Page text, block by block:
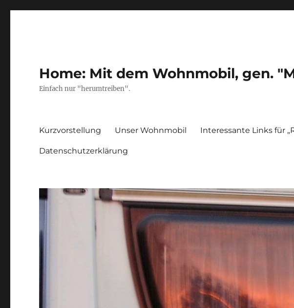
Home: Mit dem Wohnmobil, gen.
Einfach nur "herumtreiben".
Kurzvorstellung Unser Wohnmobil Interessante Links für
Datenschutzerklärung